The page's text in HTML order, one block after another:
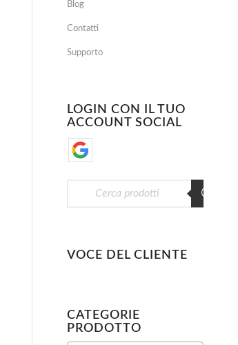
Blog
Contatti
Supporto
LOGIN CON IL TUO
ACCOUNT SOCIAL
VOCE DEL CLIENTE
CATEGORIE
PRODOTTO